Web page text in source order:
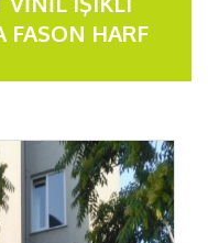
FASON HARF